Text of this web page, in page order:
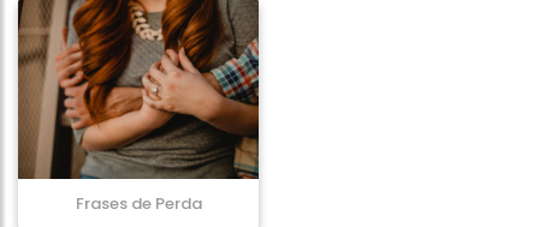
Frases de Perda